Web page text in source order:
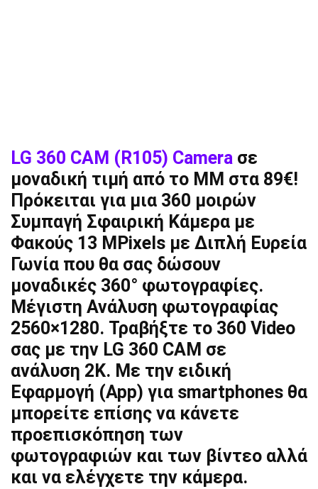
LG 360 CAM (R105) Camera σε
μοναδική τιμή από το ΜΜ στα 89€!
Πρόκειται για μια 360 μοιρών
Συμπαγή Σφαιρική Κάμερα με
Φακούς 13 MPixels με Διπλή Ευρεία
Γωνία που θα σας δώσουν
μοναδικές 360° φωτογραφίες.
Μέγιστη Ανάλυση φωτογραφίας
2560×1280. Τραβήξτε το 360 Video
σας με την LG 360 CAM σε
ανάλυση 2K. Με την ειδική
Εφαρμογή (App) για smartphones θα
μπορείτε επίσης να κάνετε
προεπισκόπηση των
φωτογραφιών και των βίντεο αλλά
και να ελέγχετε την κάμερα.